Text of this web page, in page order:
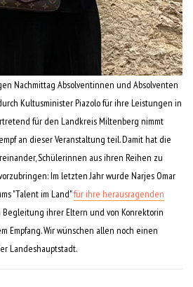
Nachmittag Absolventinnen und Absolventen
Kultusminister Piazolo für ihre Leistungen in
für den Landkreis Miltenberg nimmt
an dieser Veranstaltung teil. Damit hat die
Schülerinnen aus ihren Reihen zu
Im letzten Jahr wurde Narjes Omar
"Talent im Land"für ihre herausragenden
Begleitung ihrer Eltern und von Konrektorin
Empfang. Wir wünschen allen noch einen
Landeshauptstadt.